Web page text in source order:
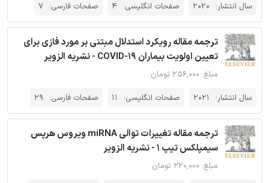
سال انتشار: 2020 صفحات انگلیسی: 4 صفحات فارسی: 7
ترجمه مقاله رویکرد استدلال مبتنی بر مورد فازی برای
تعیین اولویت بیماران COVID-19 - نشریه الزویر
مبلغ: ۲۵۶,۰۰۰ تومان
سال انتشار:
2021 صفحات انگلیسی: 11 صفحات فارسی: 29
ترجمه مقاله تغییرات توالی miRNA ویروس هرپس
سیمپلکس تیپ 1 - نشریه الزویر
مبلغ: ۲۲۰,۰۰۰ تومان